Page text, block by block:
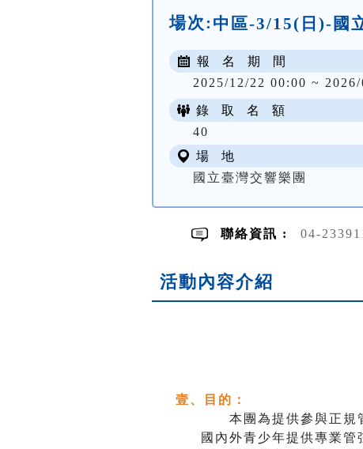
場次: 中區-3/15(日)-國
報 名 期 間
2025/12/22 00:00 ~
錄 取 名 額
40
場 地
國立臺灣交響樂團
聯絡資訊 : 04-
活動內容介紹
壹、目的：
本團為提供參與正規管
國內外青少年提供專業